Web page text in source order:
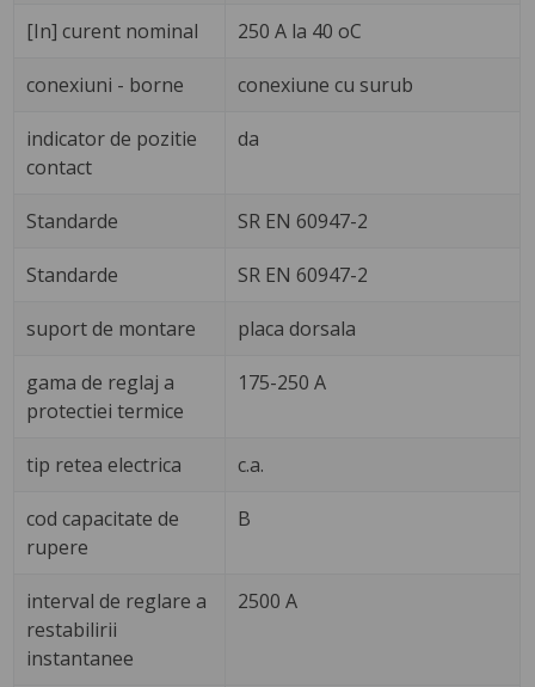
[In] curent nominal 250 A la 40 oC
conexiuni - borne conexiune cu surub
indicator de pozitie
contact
da
Standarde SR EN 60947-2
Standarde SR EN 60947-2
suport de montare placa dorsala
gama de reglaj a
protectiei termice
175-250 A
tip retea electrica c.a.
cod capacitate de
rupere
B
interval de reglare a
restabilirii
instantanee
2500 A